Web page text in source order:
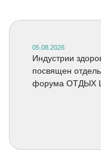
05.08.2026
Индустрии
посвящен
форума ОТДЫХ